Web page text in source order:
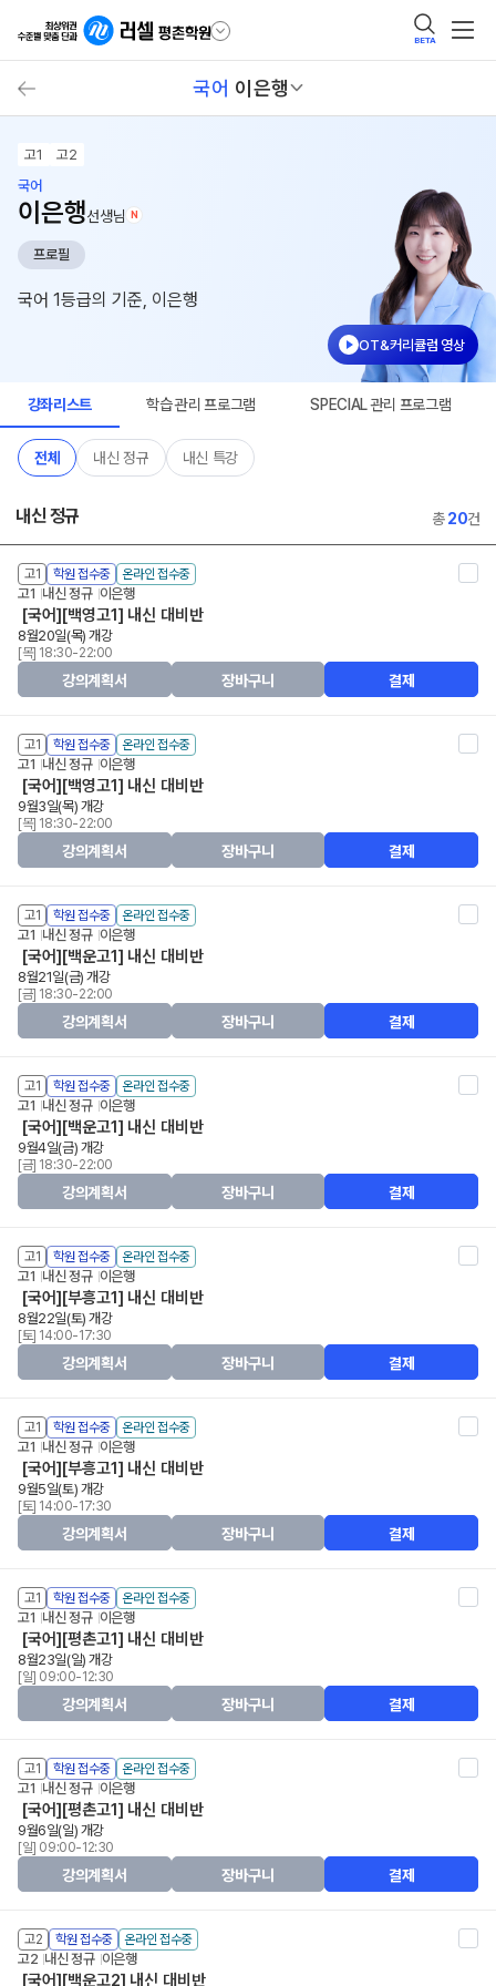
BETA
국어 이은행
고1
고2
국어
이은행선생님 N
프로필
국어 1등급의 기준, 이은행
OT&커리큘럼 영상
강좌리스트 학습 관리 프로그램 SPECIAL 관리 프로그램
전체 내신 정규 내신 특강
내신 정규 총20건
고1 학원 접수중 온라인 접수중
고1 내신 정규 이은행
[국어][백영고1] 내신 대비반
8월20일(목) 개강
[목] 18:30-22:00
강의계획서 장바구니 결제
고1 학원 접수중 온라인 접수중
고1 내신 정규 이은행
[국어][백영고1] 내신 대비반
9월3일(목) 개강
[목] 18:30-22:00
강의계획서 장바구니 결제
고1 학원 접수중 온라인 접수중
고1 내신 정규 이은행
[국어][백운고1] 내신 대비반
8월21일(금) 개강
[금] 18:30-22:00
강의계획서 장바구니 결제
고1 학원 접수중 온라인 접수중
고1 내신 정규 이은행
[국어][백운고1] 내신 대비반
9월4일(금) 개강
[금] 18:30-22:00
강의계획서 장바구니 결제
고1 학원 접수중 온라인 접수중
고1 내신 정규 이은행
[국어][부흥고1] 내신 대비반
8월22일(토) 개강
[토] 14:00-17:30
강의계획서 장바구니 결제
고1 학원 접수중 온라인 접수중
고1 내신 정규 이은행
[국어][부흥고1] 내신 대비반
9월5일(토) 개강
[토] 14:00-17:30
강의계획서 장바구니 결제
고1 학원 접수중 온라인 접수중
고1 내신 정규 이은행
[국어][평촌고1] 내신 대비반
8월23일(일) 개강
[일] 09:00-12:30
강의계획서 장바구니 결제
고1 학원 접수중 온라인 접수중
고1 내신 정규 이은행
[국어][평촌고1] 내신 대비반
9월6일(일) 개강
[일] 09:00-12:30
강의계획서 장바구니 결제
고2 학원 접수중 온라인 접수중
고2 내신 정규 이은행
[국어][백운고2] 내신 대비반